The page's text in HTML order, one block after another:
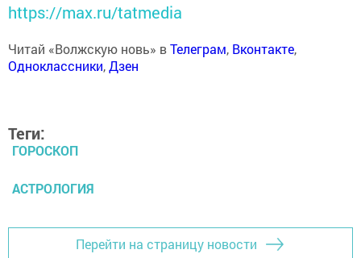
https://max.ru/tatmedia
Читай «Волжскую новь» вТелеграм, Вконтакте,
Одноклассники,Дзен
Теги:
ГОРОСКОП
АСТРОЛОГИЯ
Перейти на страницу новости